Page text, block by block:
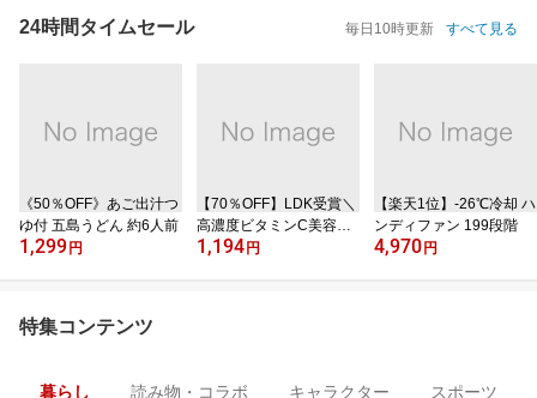
24時間タイムセール 毎日10時更新 すべて見る
《50％OFF》あご出汁つ
ゆ付 五島うどん 約6人前
1,299 円
【70％OFF】LDK受賞＼
高濃度ビタミンC美容液
／
1,194 円
【楽天1位】‐26℃冷却 ハ
ンディファン 199段階
4,970 円
特集コンテンツ
暮らし 読み物・コラボ キャラクター スポーツ